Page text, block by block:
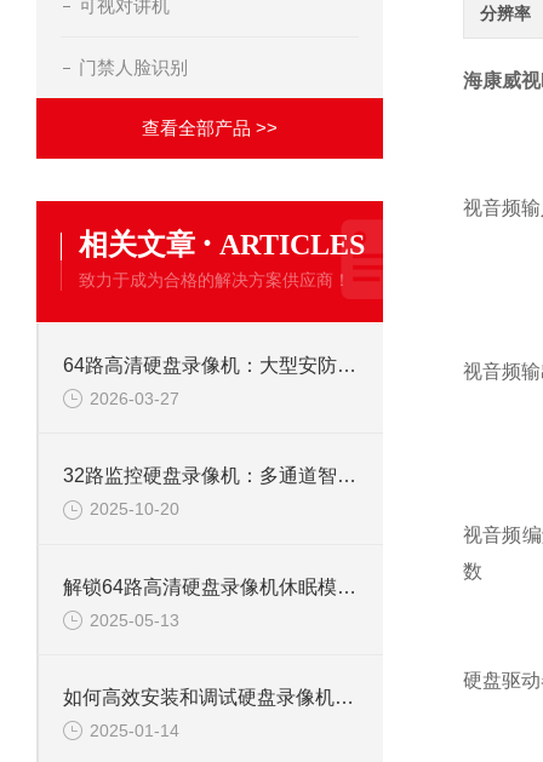
可视对讲机
门禁人脸识别
查看全部产品 >>
相关文章 · ARTICLES
致力于成为合格的解决方案供应商！
64路高清硬盘录像机：大型安防监控系统的核心存储解决方案
2026-03-27
32路监控硬盘录像机：多通道智能监控，构筑全域安全防线
2025-10-20
解锁64路高清硬盘录像机休眠模式的多重优势
2025-05-13
如何高效安装和调试硬盘录像机：专业教程
2025-01-14
分辨率
海康威
视音频
视音频
视音频
数
硬盘驱